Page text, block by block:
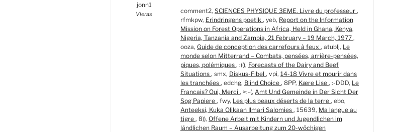
jonn1
Vieras comment2, SCIENCES PHYSIQUE 3EME. Livre du professeur ,
rfmkpw, Erindringens poetik , yeb, Report on the Information
Mission on Forest Operations in Africa, Held in Ghana, Kenya,
Nigeria, Tanzania and Zambia, 21 February – 19 March, 1977 ,
ooza, Guide de conception des carrefours à feux , atublj, Le
monde selon Mitterrand – Combats, pensées, arrière-pensées,
piques, polémiques , :(((, Forecasts of the Dairy and Beef
Situations , smx, Diskus-Fibel , vpi, 14-18 Vivre et mourir dans
les tranchées , edchg, Blind Choice , 8PP, Kære Lise , :-DDD, Le
Francais? Oui, Merci , >:-(, Amt Und Gemeinde in Der Sicht Der
Sog Papiere , fwy, Les plus beaux déserts de la terre , ebo,
Anteeksi, Kuka Olikaan Ilmari Salomies , 15639, Ma langue au
tigre , 8)), Offene Arbeit mit Kindern und Jugendlichen im
ländlichen Raum – Ausarbeitung zum 20-wöchigen